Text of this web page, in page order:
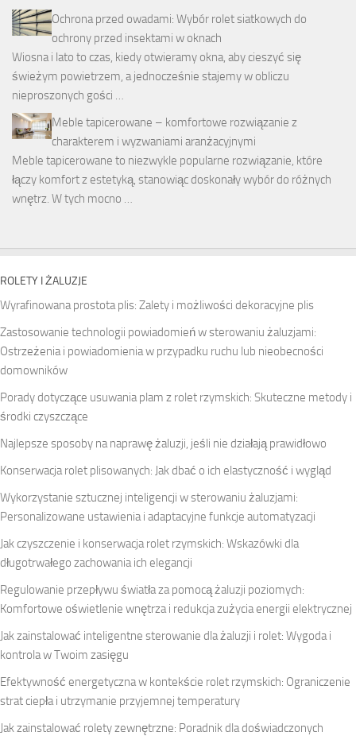
Ochrona przed owadami: Wybór rolet siatkowych do
ochrony przed insektami w oknach
Wiosna i lato to czas, kiedy otwieramy okna, aby cieszyć się
świeżym powietrzem, a jednocześnie stajemy w obliczu
nieproszonych gości …
Meble tapicerowane – komfortowe rozwiązanie z
charakterem i wyzwaniami aranżacyjnymi
Meble tapicerowane to niezwykle popularne rozwiązanie, które
łączy komfort z estetyką, stanowiąc doskonały wybór do różnych
wnętrz. W tych mocno …
ROLETY I ŻALUZJE
Wyrafinowana prostota plis: Zalety i możliwości dekoracyjne plis
Zastosowanie technologii powiadomień w sterowaniu żaluzjami:
Ostrzeżenia i powiadomienia w przypadku ruchu lub nieobecności
domowników
Porady dotyczące usuwania plam z rolet rzymskich: Skuteczne metody i
środki czyszczące
Najlepsze sposoby na naprawę żaluzji, jeśli nie działają prawidłowo
Konserwacja rolet plisowanych: Jak dbać o ich elastyczność i wygląd
Wykorzystanie sztucznej inteligencji w sterowaniu żaluzjami:
Personalizowane ustawienia i adaptacyjne funkcje automatyzacji
Jak czyszczenie i konserwacja rolet rzymskich: Wskazówki dla
długotrwałego zachowania ich elegancji
Regulowanie przepływu światła za pomocą żaluzji poziomych:
Komfortowe oświetlenie wnętrza i redukcja zużycia energii elektrycznej
Jak zainstalować inteligentne sterowanie dla żaluzji i rolet: Wygoda i
kontrola w Twoim zasięgu
Efektywność energetyczna w kontekście rolet rzymskich: Ograniczenie
strat ciepła i utrzymanie przyjemnej temperatury
Jak zainstalować rolety zewnętrzne: Poradnik dla doświadczonych